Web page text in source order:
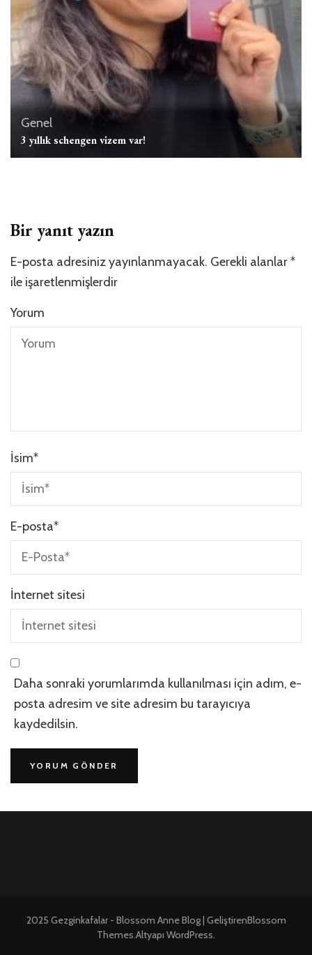
Genel
3 yıllık schengen vizem var!
Bir yanıt yazın
E-posta adresiniz yayınlanmayacak. Gerekli alanlar*
ile işaretlenmişlerdir
Yorum
İsim*
E-posta*
İnternet sitesi
Daha sonraki yorumlarımda kullanılması için adım, e-
posta adresim ve site adresim bu tarayıcıya
kaydedilsin.
2025 Gezginkafalar - Blossom Anne Blog | GeliştirenBlossom
Themes.Altyapı WordPress.